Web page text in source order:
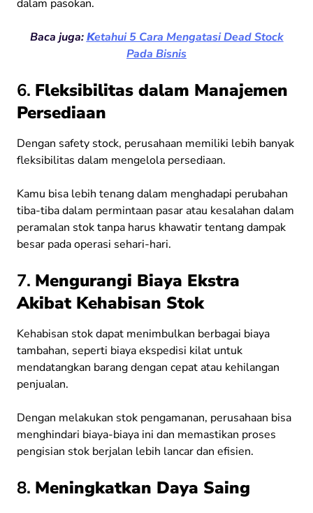
dalam pasokan.
Baca juga:Ketahui 5 Cara Mengatasi Dead Stock
Pada Bisnis
6. Fleksibilitas dalam Manajemen
Persediaan
Dengan safety stock, perusahaan memiliki lebih banyak
fleksibilitas dalam mengelola persediaan.
Kamu bisa lebih tenang dalam menghadapi perubahan
tiba-tiba dalam permintaan pasar atau kesalahan dalam
peramalan stok tanpa harus khawatir tentang dampak
besar pada operasi sehari-hari.
7. Mengurangi Biaya Ekstra
Akibat Kehabisan Stok
Kehabisan stok dapat menimbulkan berbagai biaya
tambahan, seperti biaya ekspedisi kilat untuk
mendatangkan barang dengan cepat atau kehilangan
penjualan.
Dengan melakukan stok pengamanan, perusahaan bisa
menghindari biaya-biaya ini dan memastikan proses
pengisian stok berjalan lebih lancar dan efisien.
8. Meningkatkan Daya Saing